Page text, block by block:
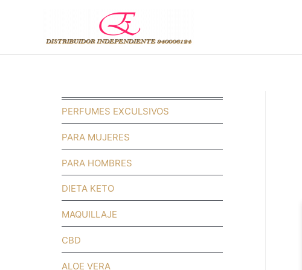
PERFUMES EXCULSIVOS
PARA MUJERES
PARA HOMBRES
DIETA KETO
MAQUILLAJE
CBD
ALOE VERA